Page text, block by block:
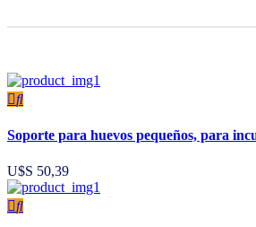
Soporte para huevos pequeños, para
U$S 50,39